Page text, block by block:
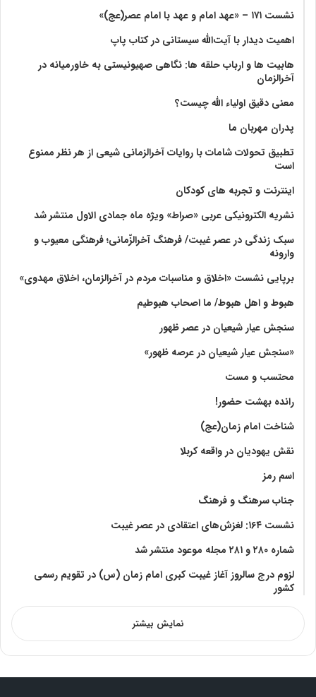
نشست ۱۷۱ – «عهد امام و عهد با امام عصر(عج)»
اهمیت دیدار با آیت‌الله سیستانی در کتاب پاپ
هابیت ها و ارباب حلقه ها: نگاهی صهیونیستی به خاورمیانه در
آخرالزمان
معنی دقیق اولیاء الله چیست؟
پدران مهربان ما
تطبیق تحولات شامات با روایات آخرالزمانی شیعی از هر نظر ممنوع
است
اینترنت و تجربه های کودکان
نشریه الکترونیکی عربی «صراط» ویژه ماه جمادی الاول منتشر شد
سبک زندگی در عصر غیبت/ فرهنگ آخرالزّمانی؛ فرهنگی معیوب و
وارونه
برپایی نشست «اخلاق و مناسبات مردم در آخرالزمان، اخلاق مهدوی»
هبوط و اهل هبوط/ ما اصحاب هبوطیم
سنجش عیار شیعیان در عصر ظهور
«سنجش عیار شیعیان در عرصه ظهور»
محتسب و مست
رانده بهشت‌ حضور!
شناخت امام زمان(عج)
نقش یهودیان در واقعه کربلا
اسم رمز
جناب سرهنگ و فرهنگ
نشست ۱۶۴: لغزش‌های اعتقادی در عصر غیبت
شماره ۲۸۰ و ۲۸۱ مجله موعود منتشر شد
لزوم درج سالروز آغاز غیبت کبری امام زمان (س) در تقویم رسمی
کشور
نمایش بیشتر